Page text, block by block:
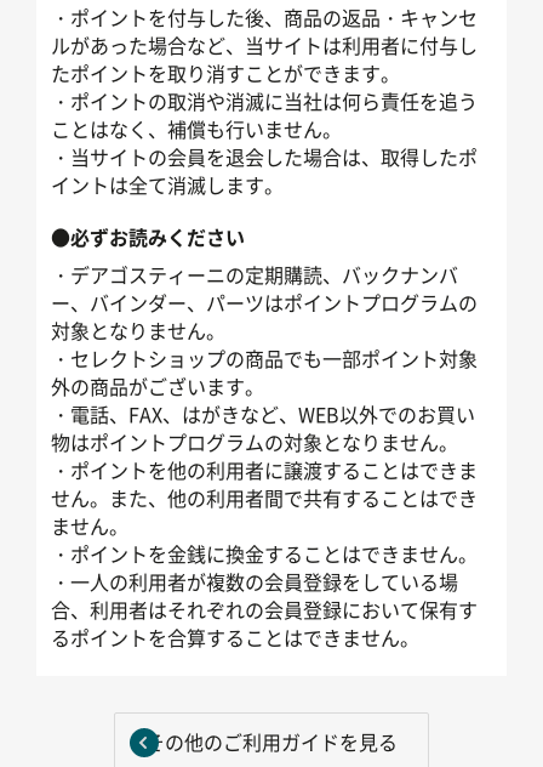
・ポイントを付与した後、商品の返品・キャンセ
ルがあった場合など、当サイトは利用者に付与し
たポイントを取り消すことができます。
・ポイントの取消や消滅に当社は何ら責任を追う
ことはなく、補償も行いません。
・当サイトの会員を退会した場合は、取得したポ
イントは全て消滅します。
●必ずお読みください
・デアゴスティーニの定期購読、バックナンバ
ー、バインダー、パーツはポイントプログラムの
対象となりません。
・セレクトショップの商品でも一部ポイント対象
外の商品がございます。
・電話、FAX、はがきなど、WEB以外でのお買い
物はポイントプログラムの対象となりません。
・ポイントを他の利用者に譲渡することはできま
せん。また、他の利用者間で共有することはでき
ません。
・ポイントを金銭に換金することはできません。
・一人の利用者が複数の会員登録をしている場
合、利用者はそれぞれの会員登録において保有す
るポイントを合算することはできません。
その他のご利用ガイドを見る